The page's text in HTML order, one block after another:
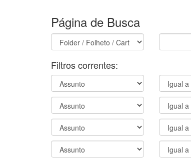
Página de Busca
Filtros correntes: